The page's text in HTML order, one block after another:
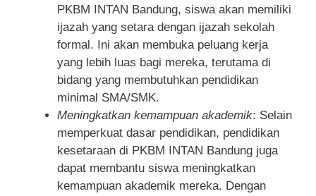
PKBM INTAN Bandung, siswa akan memiliki
ijazah yang setara dengan ijazah sekolah
formal. Ini akan membuka peluang kerja
yang lebih luas bagi mereka, terutama di
bidang yang membutuhkan pendidikan
minimal SMA/SMK.
Meningkatkan kemampuan akademik: Selain
memperkuat dasar pendidikan, pendidikan
kesetaraan di PKBM INTAN Bandung juga
dapat membantu siswa meningkatkan
kemampuan akademik mereka. Dengan